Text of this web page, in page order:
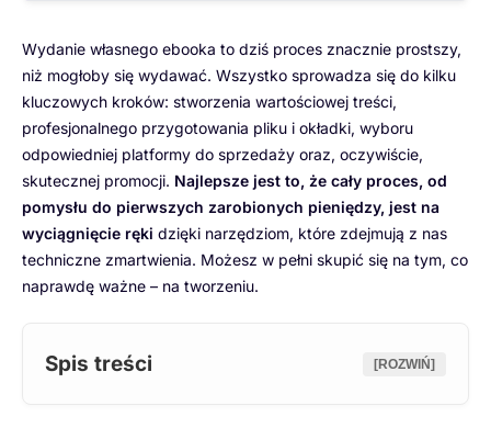
Wydanie własnego ebooka to dziś proces znacznie prostszy,
niż mogłoby się wydawać. Wszystko sprowadza się do kilku
kluczowych kroków: stworzenia wartościowej treści,
profesjonalnego przygotowania pliku i okładki, wyboru
odpowiedniej platformy do sprzedaży oraz, oczywiście,
skutecznej promocji. Najlepsze jest to, że cały proces, od
pomysłu do pierwszych zarobionych pieniędzy, jest na
wyciągnięcie ręki dzięki narzędziom, które zdejmują z nas
techniczne zmartwienia. Możesz w pełni skupić się na tym, co
naprawdę ważne – na tworzeniu.
Spis treści [ROZWIŃ]